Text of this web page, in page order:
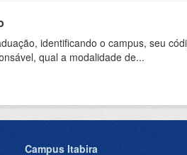
identificando o campus, seu
qual a modalidade de...
Campus Itabira